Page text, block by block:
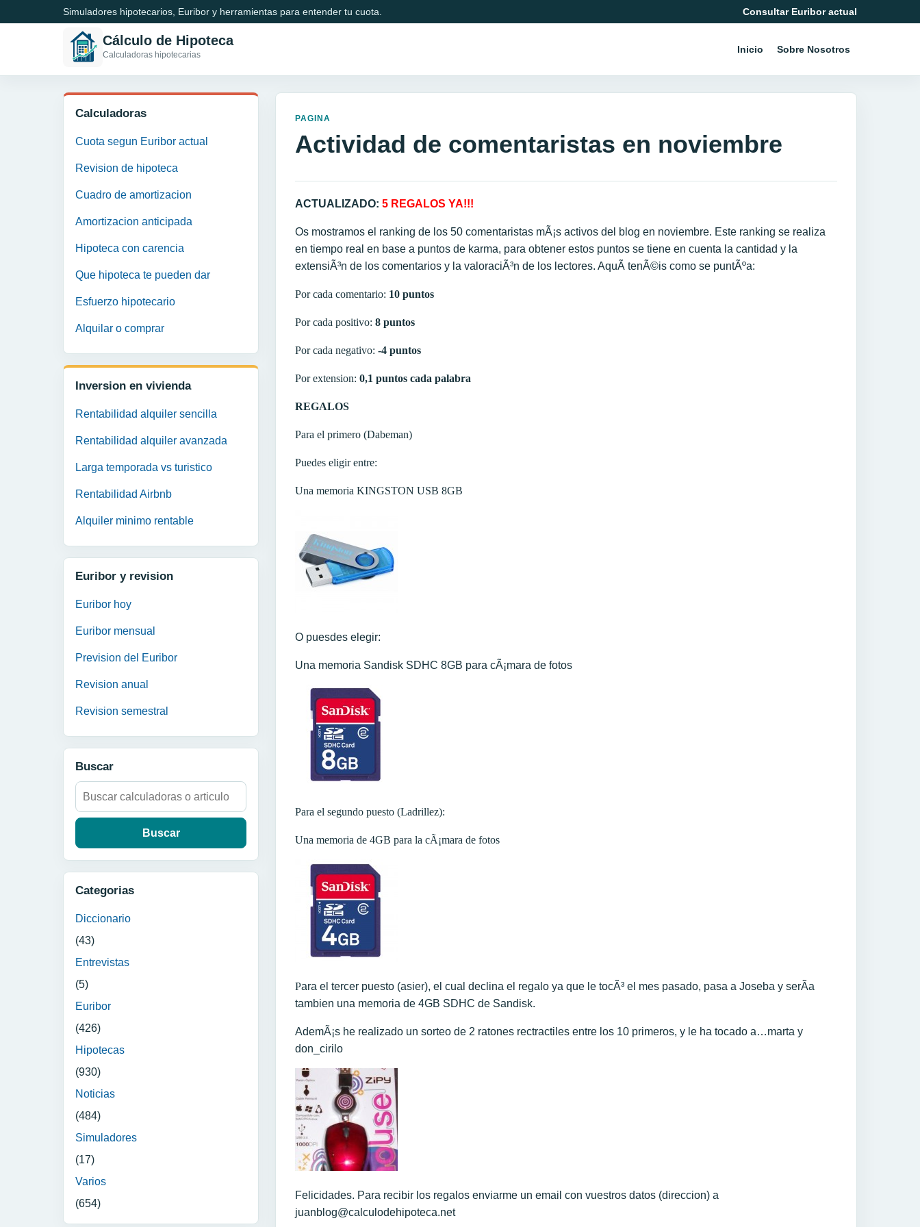
Simuladores hipotecarios, Euribor y herramientas para entender tu cuota. Consultar Euribor actual
Cálculo de Hipoteca
Calculadoras hipotecarias Inicio Sobre Nosotros
Calculadoras
Cuota segun Euribor actual
Revision de hipoteca
Cuadro de amortizacion
Amortizacion anticipada
Hipoteca con carencia
Que hipoteca te pueden dar
Esfuerzo hipotecario
Alquilar o comprar
Inversion en vivienda
Rentabilidad alquiler sencilla
Rentabilidad alquiler avanzada
Larga temporada vs turistico
Rentabilidad Airbnb
Alquiler minimo rentable
Euribor y revision
Euribor hoy
Euribor mensual
Prevision del Euribor
Revision anual
Revision semestral
Buscar
Buscar:
Categorias
Diccionario
(43)
Entrevistas
(5)
Euribor
(426)
Hipotecas
(930)
Noticias
(484)
Simuladores
(17)
Varios
(654)
PAGINA
Actividad de comentaristas en noviembre
ACTUALIZADO: 5 REGALOS YA!!!
Os mostramos el ranking de los 50 comentaristas mÃ¡s activos del blog en noviembre. Este ranking se realiza
en tiempo real en base a puntos de karma, para obtener estos puntos se tiene en cuenta la cantidad y la
extensiÃ³n de los comentarios y la valoraciÃ³n de los lectores. AquÃ­ tenÃ©is como se puntÃºa:
Por cada comentario: 10 puntos
Por cada positivo: 8 puntos
Por cada negativo: -4 puntos
Por extension: 0,1 puntos cada palabra
REGALOS
Para el primero (Dabeman)
Puedes eligir entre:
Una memoria KINGSTON USB 8GB
O puesdes elegir:
Una memoria Sandisk SDHC 8GB para cÃ¡mara de fotos
Para el segundo puesto (Ladrillez):
Una memoria de 4GB para la cÃ¡mara de fotos
Para el tercer puesto (asier), el cual declina el regalo ya que le tocÃ³ el mes pasado, pasa a Joseba y serÃ­a
tambien una memoria de 4GB SDHC de Sandisk.
AdemÃ¡s he realizado un sorteo de 2 ratones rectractiles entre los 10 primeros, y le ha tocado a…marta y
don_cirilo
Felicidades. Para recibir los regalos enviarme un email con vuestros datos (direccion) a
juanblog@calculodehipoteca.net